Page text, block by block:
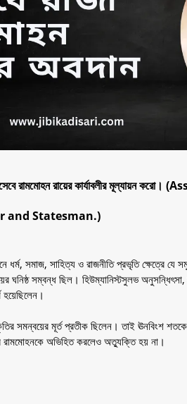
হিসেবে রামমোহন রায়ের কার্যাবলীর
and Statesman.)
ধর্ম, সমাজ, সাহিত্য ও রাজনীতি প্রভৃতি ক্ষেত্রে
ঘনিষ্ঠ সম্বন্ধ ছিল। হিউম্যানিস্টসুলভ
হয়েছিলেন।
সমন্বয়ের মূর্ত প্রতীক ছিলেন। তাই ঊনবিংশ
রামমোহনকে অভিহিত করলেও অত্যুক্তি হয় না।